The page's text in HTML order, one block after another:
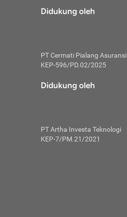
tidak
skor
Mulai
kembali ideal.
utang
Didukung oleh
PT Cermati Pialang Asuransi
KEP-596/PD.02/2025
Didukung oleh
PT Artha Investa Teknologi
KEP-7/PM.21/2021